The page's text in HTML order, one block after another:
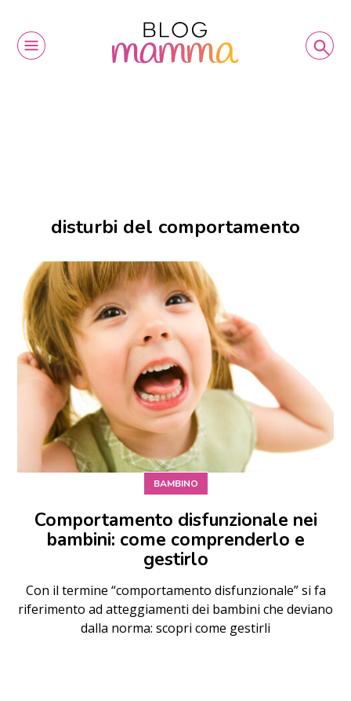
disturbi del comportamento
BAMBINO
Comportamento disfunzionale nei
bambini: come comprenderlo e
gestirlo
Con il termine “comportamento disfunzionale” si fa
riferimento ad atteggiamenti dei bambini che deviano
dalla norma: scopri come gestirli